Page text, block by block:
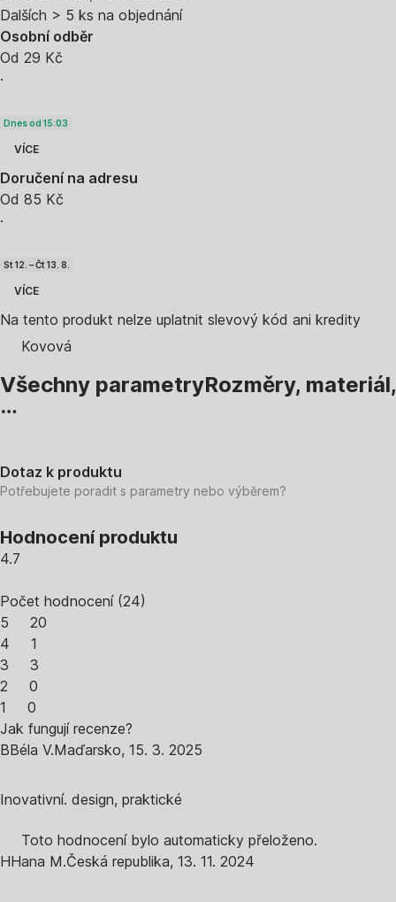
Dalších > 5 ks na objednání
Osobní odběr
Od 29 Kč
·
Dnes od 15:03
VÍCE
Doručení na adresu
Od 85 Kč
·
St 12. – Čt 13. 8.
VÍCE
Na tento produkt nelze uplatnit slevový kód ani kredity
Kovová
Všechny parametryRozměry, materiál,
…
Dotaz k produktu
Potřebujete poradit s parametry nebo výběrem?
Hodnocení produktu
4.7
Počet hodnocení(24)
5
20
4
1
3
3
2
0
1
0
Jak fungují recenze?
BBéla V.Maďarsko, 15. 3. 2025
Inovativní. design, praktické
Toto hodnocení bylo automaticky přeloženo.
HHana M.Česká republika, 13. 11. 2024